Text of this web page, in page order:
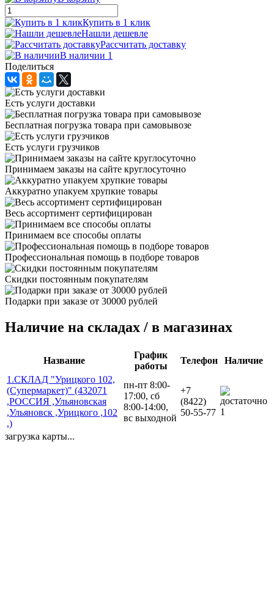
Купить в 1 клик
Нашли дешевле
Рассчитать доставку
В наличии 1
Поделиться
Есть услуги доставки
Бесплатная погрузка товара при самовывозе
Есть услуги грузчиков
Принимаем заказы на сайте круглосуточно
Аккуратно упакуем хрупкие товары
Весь ассортимент сертифицирован
Принимаем все способы оплаты
Профессиональная помощь в подборе товаров
Скидки постоянным покупателям
Подарки при заказе от 30000 рублей
Наличие на складах / в магазинах
Название
График
работы
Телефон
Наличие
1.СКЛАД "Урицкого 102,
(Супермаркет)" (432071
,РОССИЯ ,Ульяновская
,Ульяновск ,Урицкого ,102
,)
пн-пт 8:00-
17:00, сб
8:00-14:00,
вс выходной
+7
(8422)
50-55-77 1
загрузка карты...